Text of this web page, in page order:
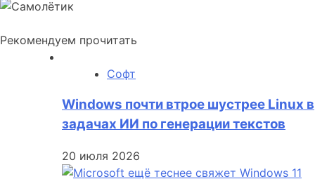
Рекомендуем прочитать
Софт
Windows почти втрое шустрее Linux в
задачах ИИ по генерации текстов
20 июля 2026